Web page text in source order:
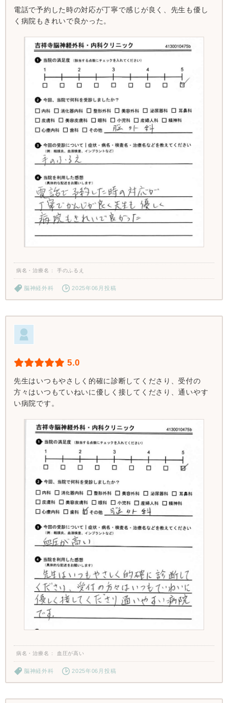
電話で予約した時の対応が丁寧で感じが良く、先生も優し
く病院もきれいで良かった。
病名・治療名 手のふるえ
脳神経外科 2025年06月投稿
5.0
先生はいつもやさしく的確に診断してくださり、受付の
方々はいつもていねいに優しく接してくださり、通いやす
い病院です。
病名・治療名 血圧が高い
脳神経外科 2025年06月投稿